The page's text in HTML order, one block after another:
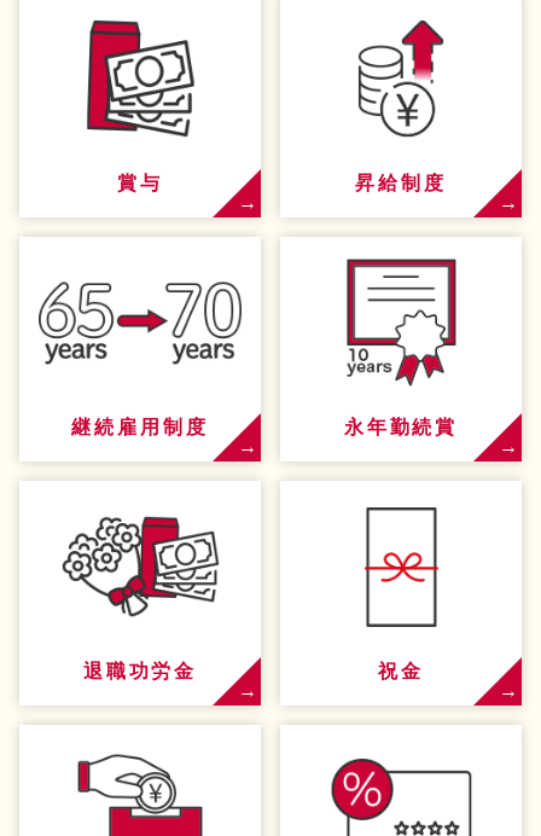
賞与 昇給制度
継続雇用制度 永年勤続賞
退職功労金 祝金